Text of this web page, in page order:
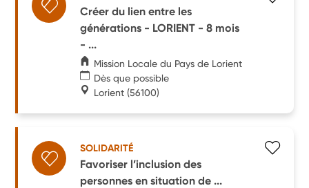
Créer du lien entre les
générations - LORIENT - 8 mois
- ...
Mission Locale du Pays de Lorient
Dès que possible
Lorient (56100)
SOLIDARITÉ
Favoriser l’inclusion des
personnes en situation de ...